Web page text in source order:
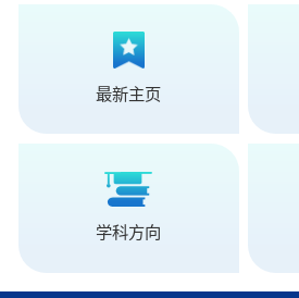
最新主页
学科方向